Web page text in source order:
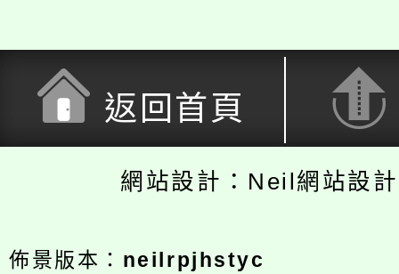
返回首頁
網站設計：Neil網站設
佈景版本： neilrpjhstyc